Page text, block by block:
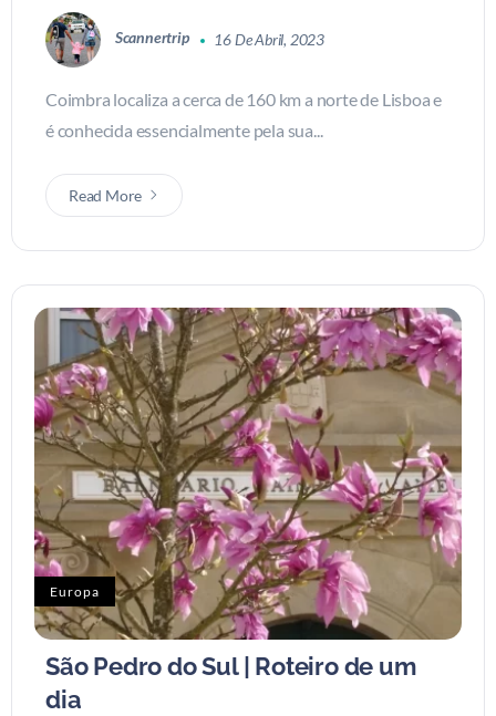
Scannertrip 16 De Abril, 2023
Coimbra localiza a cerca de 160 km a norte de Lisboa e
é conhecida essencialmente pela sua...
Read More
Europa
São Pedro do Sul | Roteiro de um
dia